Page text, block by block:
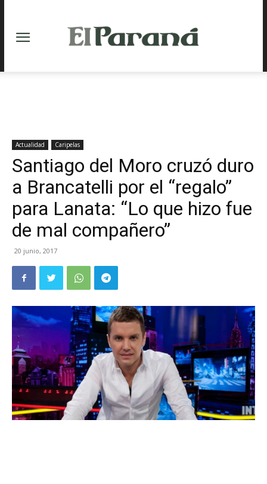
Actualidad Caripelas
Santiago del Moro cruzó duro
a Brancatelli por el “regalo”
para Lanata: “Lo que hizo fue
de mal compañero”
20 junio, 2017